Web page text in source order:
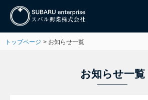
トップページ お知らせ一覧
お知らせ一覧